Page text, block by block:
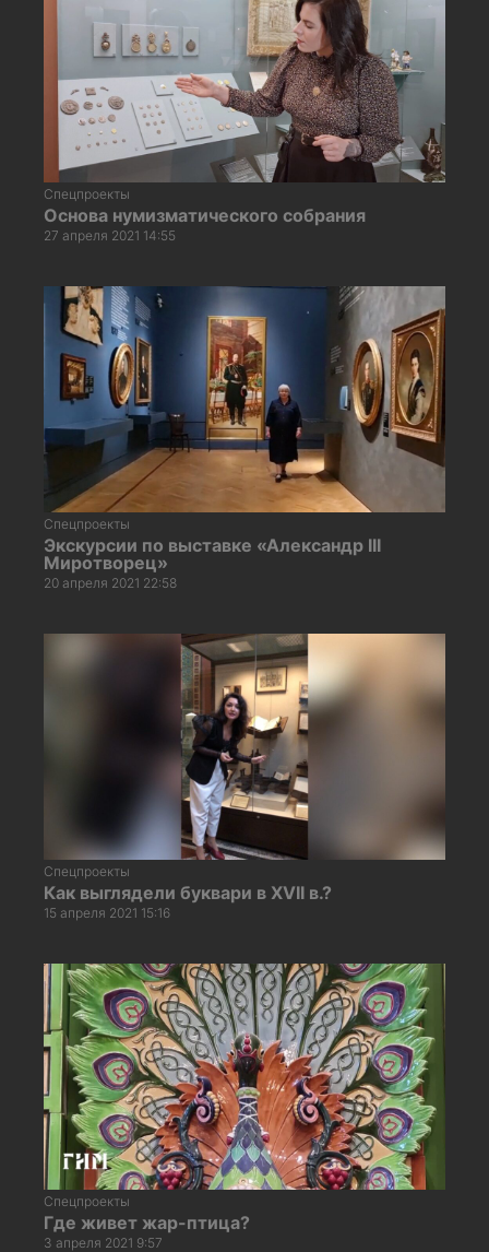
Спецпроекты
Основа нумизматического собрания
27 апреля 2021 14:55
Спецпроекты
Экскурсии по выставке «Александр III
Миротворец»
20 апреля 2021 22:58
Спецпроекты
Как выглядели буквари в XVII в.?
15 апреля 2021 15:16
Спецпроекты
Где живет жар-птица?
3 апреля 2021 9:57